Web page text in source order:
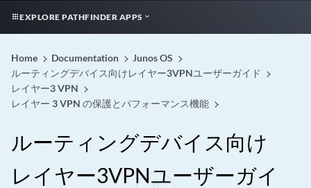
EXPLORE PATHFINDER APPS
Home Documentation
Junos OS
ルーティングデバイス向けレイヤー3VPNユーザーガイド
レイヤー3 VPN
レイヤー 3 VPN の保護とパフォーマンス機能
ルーティングデバイス向け
レイヤー3VPNユーザーガイ